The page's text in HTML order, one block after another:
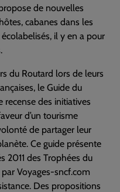
de nouvelles
cabanes dans les
il y en a pour
du Routard lors de leurs
le Guide du
recense des initiatives
d’un tourisme
de partager leur
Ce guide présente
2011 des Trophées du
Voyages-sncf.com
Des propositions